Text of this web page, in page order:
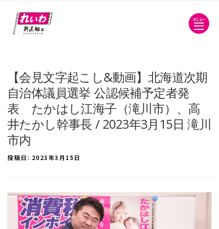
メニュー
【会見文字起こし&動画】北海道次期
自治体議員選挙 公認候補予定者発
表 たかはし江海子（滝川市）、高
井たかし幹事長 / 2023年3月15日 滝川
市内
投稿日: 2023年3月15日